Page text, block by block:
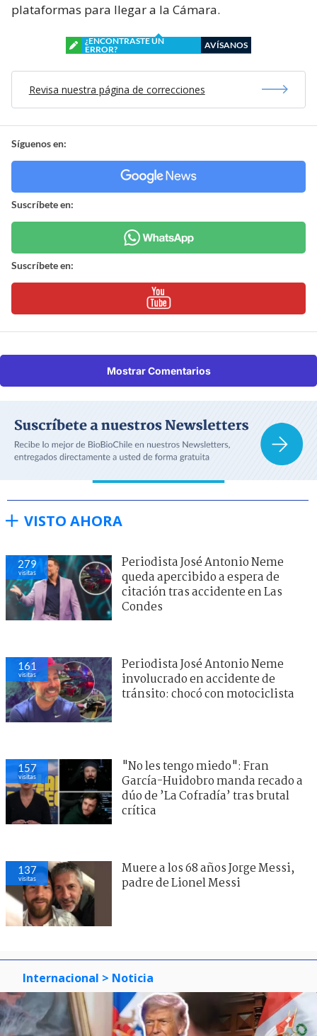
plataformas para llegar a la Cámara.
¿ENCONTRASTE UN
ERROR?
AVÍSANOS
Revisa nuestra página de correcciones
Síguenos en:
Suscríbete en:
Suscríbete en:
Mostrar Comentarios
VISTO AHORA
279
visitas
Periodista José Antonio Neme
queda apercibido a espera de
citación tras accidente en Las
Condes
161
visitas
Periodista José Antonio Neme
involucrado en accidente de
tránsito: chocó con motociclista
157
visitas
"No les tengo miedo": Fran
García-Huidobro manda recado a
dúo de ’La Cofradía’ tras brutal
crítica
137
visitas
Muere a los 68 años Jorge Messi,
padre de Lionel Messi
Internacional > Noticia